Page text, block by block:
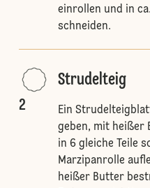
einrollen und in
schneiden.
2
Strudelteig
Ein
geben, mit heißer
in 6 gleiche Teile
Marzipanrolle
heißer Butter